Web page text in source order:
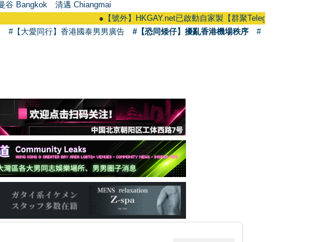
谷 Bangkok
清邁 Chiangmai
【號外】HKGAY.net已啟動自家製【群聚Telegram群組】
#【大愛同行】香港國泰男男廣告 #【恐同矮仔】擾亂香港機場秩序
#